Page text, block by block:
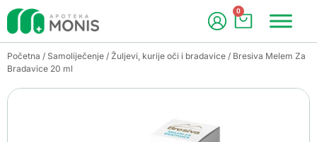
0
Početna / Samoliječenje / Žuljevi, kurije oči i bradavice / Bresiva Melem Za
Bradavice 20 ml